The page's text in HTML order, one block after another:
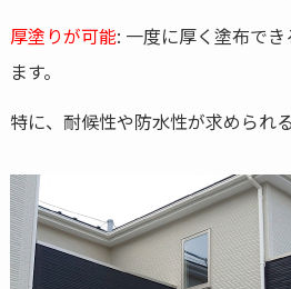
厚塗りが可能: 一度に厚く塗布で
ます。
特に、耐候性や防水性が求められ